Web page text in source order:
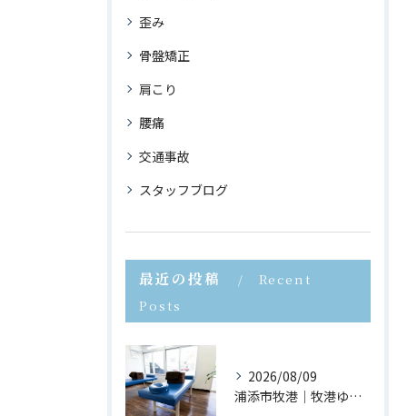
歪み
骨盤矯正
肩こり
腰痛
交通事故
スタッフブログ
最近の投稿
Recent
Posts
2026/08/09
浦添市牧港｜牧港ゆがみ鍼灸整骨院｜立ち上がる時に腰が痛い原因とは？